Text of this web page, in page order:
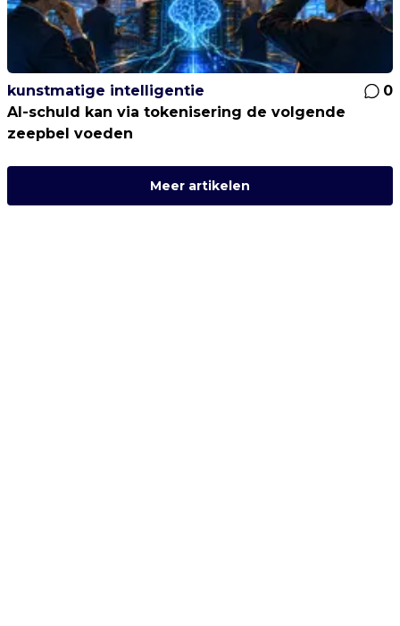
kunstmatige intelligentie
0
AI-schuld kan via tokenisering de volgende
zeepbel voeden
Meer artikelen